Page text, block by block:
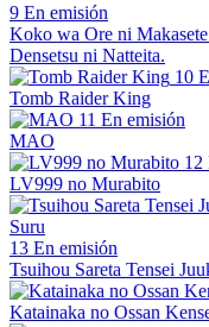
9 En emisión
Koko wa Ore ni
Densetsu ni Natteita.
10
Tomb Raider King
11 En emisión
MAO
12
LV999 no Murabito
13 En emisión
Tsuihou Sareta Tensei
Katainaka no Ossan